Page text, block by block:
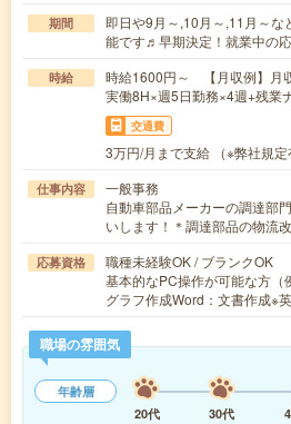
期間
即日や9月～,10月～,11月～な
能です♬早期決定！就業中の
時給
時給1600円～ 【月収例】月
実働8H×週5日勤務×4週+残
交通費
3万円/月まで支給 （※弊社規定
仕事内容
一般事務
自動車部品メーカーの調達部
いします！＊調達部品の物流
応募資格
職種未経験OK / ブランクOK
基本的なPC操作が可能な方（
グラフ作成Word：文書作成※
職場の雰囲気
年齢層
20代
30代